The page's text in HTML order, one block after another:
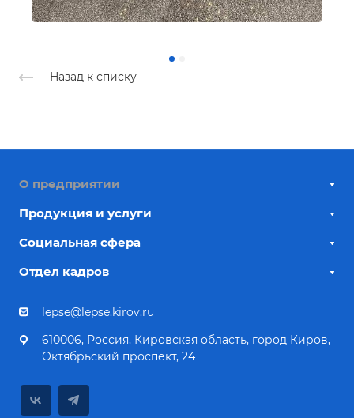
Назад к списку
О предприятии
Продукция и услуги
Социальная сфера
Отдел кадров
lepse@lepse.kirov.ru
610006, Россия, Кировская область, город Киров,
Октябрьский проспект, 24